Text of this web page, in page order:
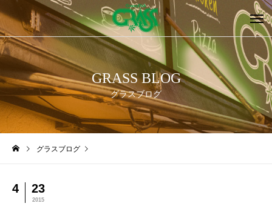
GRASS BLOG
グラスブログ
グラスブログ
4 23
2015